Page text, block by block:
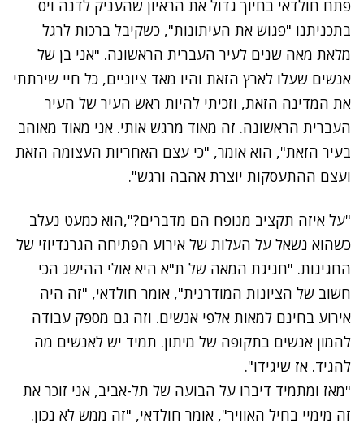
פתח חולדאי בחיוך גדול את הראיון שהעניק לדנה ויס
בתכניתנו "פגוש את העיתונות", כשקיבל ברכות לרגל
מלאת מאה שנים לעיר העברית הראשונה. "אני בן של
אנשים שעלו לארץ הזאת והיו מאד ציוניים, כל חיי שירתתי
את המדינה הזאת, וזכיתי להיות ראש העיר של העיר
העברית הראשונה. זה מאוד מרגש אותי. אני מאוד מאוהב
בעיר הזאת", הוא אומר, "כי עצם האחריות העצומה הזאת
ועצם ההתעסקות יוצרת אהבה ורגש".
"על איזה תקציב מנופח הם מדברים?",הוא כמעט נעלב
כשהוא נשאל על העלות של אירוע הפתיחה הגרנדיוזי של
החגיגות. "חגיגת המאה של ת"א היא אולי ההישג הכי
חשוב של הציונות המודרנית", אומר חולדאי, "זה היה
אירוע בחינם למאות אלפי אנשים. וזה גם מספק עבודה
להמון אנשים בתקופה של מיתון. תמיד יש לאנשים מה
להגיד. אז שיגידו".
"מאז ומתמיד דיברו על הבועה של תל-אביב, אני זוכר את
זה מימיי בחיל האוויר", אומר חולדאי, "זה ממש לא נכון.